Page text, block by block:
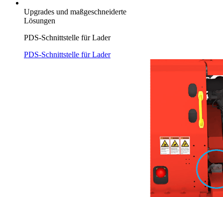
Upgrades und maßgeschneiderte
Lösungen
PDS-Schnittstelle für Lader
PDS-Schnittstelle für Lader